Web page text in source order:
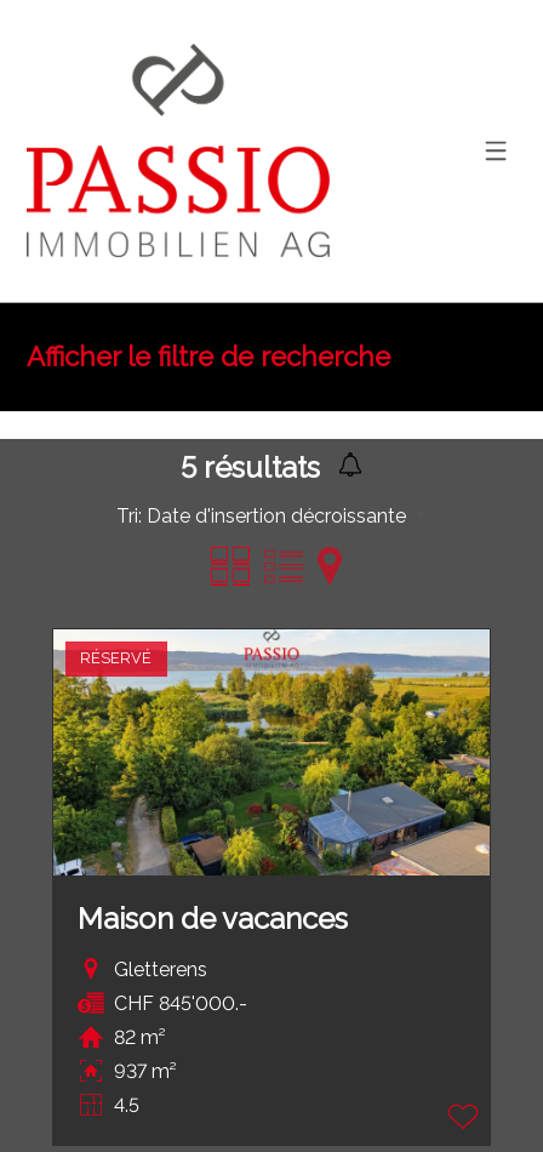
Afficher le filtre de recherche
5résultats
Tri: Date d'insertion décroissante
RÉSERVÉ
Maison de vacances
Gletterens
CHF 845'000.-
82 m²
937 m²
4.5